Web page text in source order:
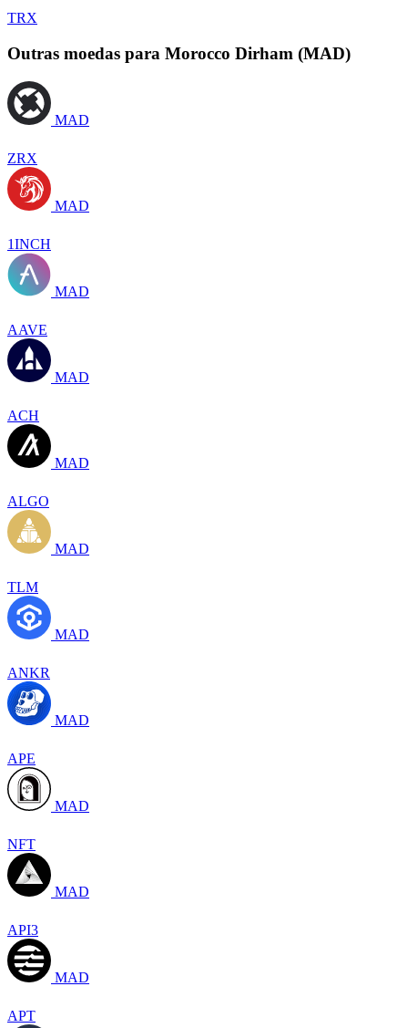
TRX
Outras moedas para Morocco Dirham (MAD)
MAD
ZRX
MAD
1INCH
MAD
AAVE
MAD
ACH
MAD
ALGO
MAD
TLM
MAD
ANKR
MAD
APE
MAD
NFT
MAD
API3
MAD
APT